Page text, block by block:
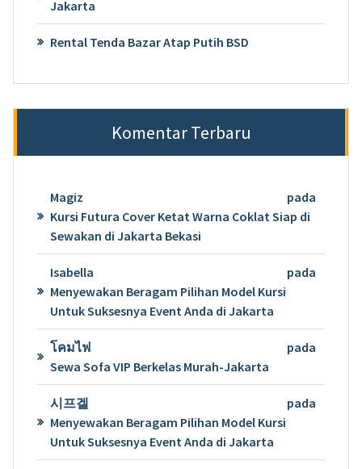
Jakarta
Rental Tenda Bazar Atap Putih BSD
Komentar Terbaru
Magiz
pada
Kursi Futura Cover Ketat Warna Coklat Siap di
Sewakan di Jakarta Bekasi
Isabella
pada
Menyewakan Beragam Pilihan Model Kursi
Untuk Suksesnya Event Anda di Jakarta
โคมไฟ
pada
Sewa Sofa VIP Berkelas Murah-Jakarta
시프겔
pada
Menyewakan Beragam Pilihan Model Kursi
Untuk Suksesnya Event Anda di Jakarta